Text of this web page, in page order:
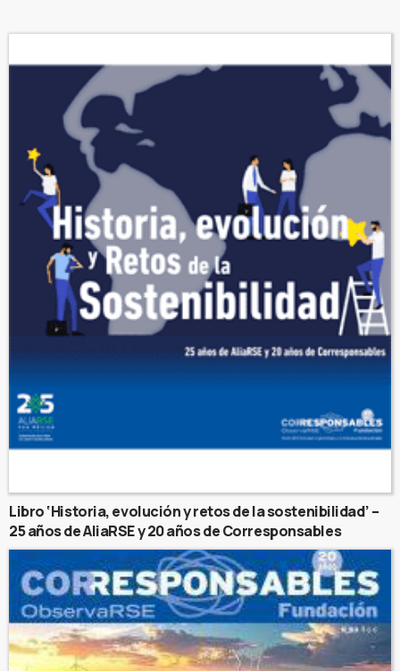
Libro ‘Historia, evolución y retos de la sostenibilidad’ –
25 años de AliaRSE y 20 años de Corresponsables